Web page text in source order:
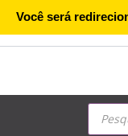
o
Você será